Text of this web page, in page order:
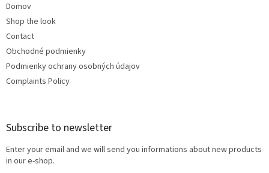
Domov
Shop the look
Contact
Obchodné podmienky
Podmienky ochrany osobných údajov
Complaints Policy
Subscribe to newsletter
Enter your email and we will send you informations about new products
in our e-shop.